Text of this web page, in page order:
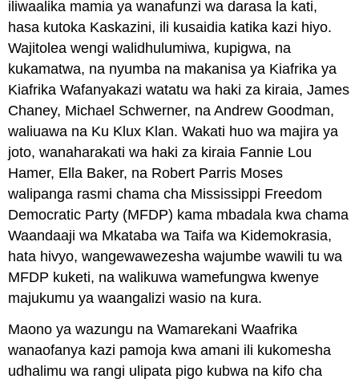
iliwaalika mamia ya wanafunzi wa darasa la kati,
hasa kutoka Kaskazini, ili kusaidia katika kazi hiyo.
Wajitolea wengi walidhulumiwa, kupigwa, na
kukamatwa, na nyumba na makanisa ya Kiafrika ya
Kiafrika Wafanyakazi watatu wa haki za kiraia, James
Chaney, Michael Schwerner, na Andrew Goodman,
waliuawa na Ku Klux Klan. Wakati huo wa majira ya
joto, wanaharakati wa haki za kiraia Fannie Lou
Hamer, Ella Baker, na Robert Parris Moses
walipanga rasmi chama cha Mississippi Freedom
Democratic Party (MFDP) kama mbadala kwa chama
Waandaaji wa Mkataba wa Taifa wa Kidemokrasia,
hata hivyo, wangewawezesha wajumbe wawili tu wa
MFDP kuketi, na walikuwa wamefungwa kwenye
majukumu ya waangalizi wasio na kura.
Maono ya wazungu na Wamarekani Waafrika
wanaofanya kazi pamoja kwa amani ili kukomesha
udhalimu wa rangi ulipata pigo kubwa na kifo cha